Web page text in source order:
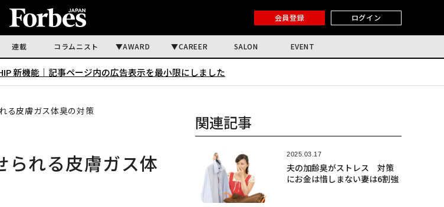
会員登録 ログイン
連載 コラムニスト AWARD CAREER SALON EVENT
新機能｜ 記事ページ内の広告表示を最小限にしました
る皮膚ガス体臭の対策
れる皮膚ガス体
関連記事
2025.03.17
夫の加齢臭がストレス 対策
にお金は惜しまない妻は6割強